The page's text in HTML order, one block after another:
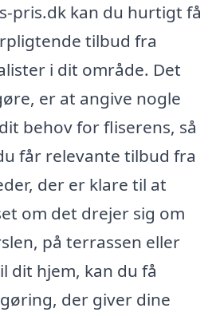
pris.dk kan du hurtigt få
tilbud fra
i dit område. Det
er at angive nogle
behov for fliserens, så
får relevante tilbud fra
der er klare til at
om det drejer sig om
på terrassen eller
dit hjem, kan du få
der giver dine